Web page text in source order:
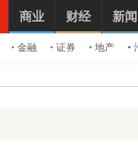
金融 证券 地产
商业 财经 新闻